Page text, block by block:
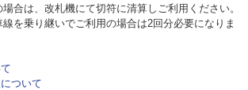
合は、改札機にて切符に清算しご利用ください。
を乗り継いでご利用の場合は2回分必要になりま
ついて